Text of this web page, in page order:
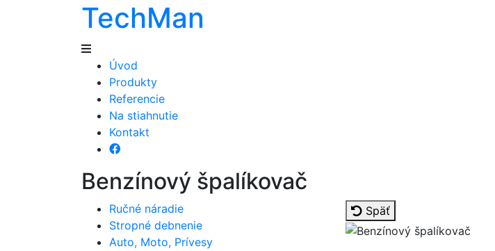
TechMan
Úvod
Produkty
Referencie
Na stiahnutie
Kontakt
Benzínový špalíkovač
Ručné náradie
Stropné debnenie
Auto, Moto, Prívesy
Späť